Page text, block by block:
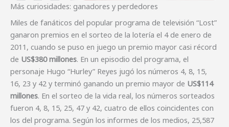
Más curiosidades: ganadores y perdedores
Miles de fanáticos del popular programa de televisión “Lost”
ganaron premios en el sorteo de la lotería el 4 de enero de
2011, cuando se puso en juego un premio mayor casi récord
de US$380 millones. En un episodio del programa, el
personaje Hugo “Hurley” Reyes jugó los números 4, 8, 15,
16, 23 y 42 y terminó ganando un premio mayor de US$114
millones. En el sorteo de la vida real, los números sorteados
fueron 4, 8, 15, 25, 47 y 42, cuatro de ellos coincidentes con
los del programa. Según los informes de los medios, 25,587